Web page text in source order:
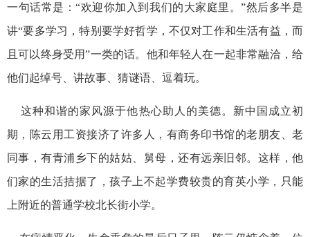
一句话常是：“欢迎你加入到我们的大家庭里。”然后多半是
讲“要多学习，特别要学好哲学，不仅对工作和生活有益，而
且可以终身受用”一类的话。他和年轻人在一起非常融洽，给
他们起绰号、讲故事、猜谜语、逗着玩。
这种和谐的家风源于他热心助人的美德。新中国成立初
期，陈云用工资接济了许多人，有商务印书馆的老朋友、老
同事，有青浦乡下的姑姑、舅母，还有远亲旧邻。这样，他
们家的生活拮据了，孩子上不起学费较贵的育英小学，只能
上附近的普通学校北长街小学。